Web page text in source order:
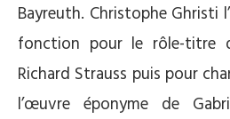
Bayreuth. Christophe Ghristi
fonction pour le rôle-titre
Richard Strauss puis pour
l’œuvre éponyme de